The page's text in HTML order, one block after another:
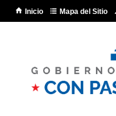
Inicio Mapa del Sitio